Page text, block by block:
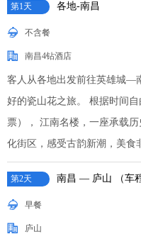
第1天 各地-南昌
不含餐
南昌4钻酒店
客人从各地出发前往英雄城—
好的瓷山花之旅。 根据时间
票）， 江南名楼，一座承载
化街区，感受古韵新潮，美食
第2天 南昌 — 庐山 （车
早餐
庐山